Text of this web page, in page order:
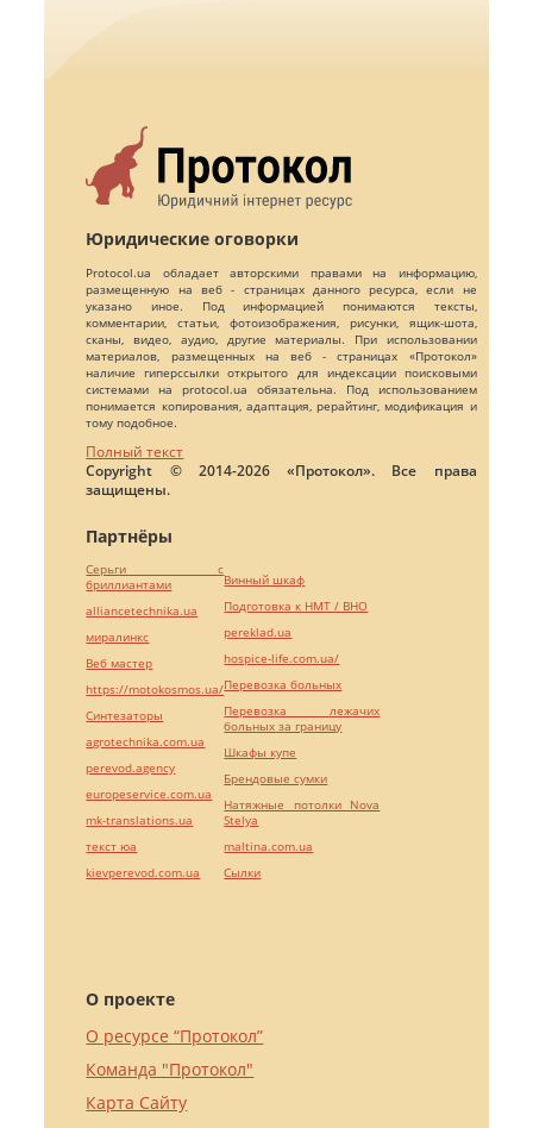
Юридические оговорки
Protocol.ua обладает авторскими правами на информацию,
размещенную на веб - страницах данного ресурса, если не
указано иное. Под информацией понимаются тексты,
комментарии, статьи, фотоизображения, рисунки, ящик-шота,
сканы, видео, аудио, другие материалы. При использовании
материалов, размещенных на веб - страницах «Протокол»
наличие гиперссылки открытого для индексации поисковыми
системами на protocol.ua обязательна. Под использованием
понимается копирования, адаптация, рерайтинг, модификация и
тому подобное.
Полный текст
Copyright © 2014-2026 «Протокол». Все права
защищены.
О проекте
О ресурсе “Протокол”
Команда "Протокол"
Карта Сайту
Партнёры
Серьги с
бриллиантами
alliancetechnika.ua
миралинкс
Веб мастер
https://motokosmos.ua/
Синтезаторы
agrotechnika.com.ua
perevod.agency
europeservice.com.ua
mk-translations.ua
текст юа
kievperevod.com.ua
Винный шкаф
Подготовка к НМТ / ВНО
pereklad.ua
hospice-life.com.ua/
Перевозка больных
Перевозка лежачих
больных за границу
Шкафы купе
Брендовые сумки
Натяжные потолки Nova
Stelya
maltina.com.ua
Cылки